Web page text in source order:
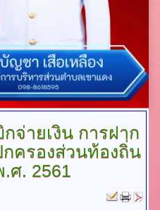
จ่ายเงิน การฝาก
กครองส่วนท้องถิ่น
ศ. 2561